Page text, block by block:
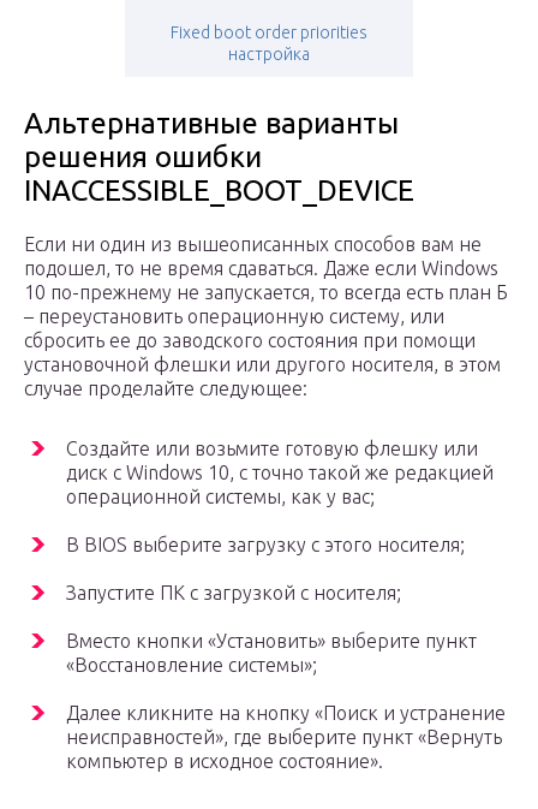
Fixed boot order priorities
настройка
Альтернативные варианты
решения ошибки
INACCESSIBLE_BOOT_DEVICE
Если ни один из вышеописанных способов вам не
подошел, то не время сдаваться. Даже если Windows
10 по-прежнему не запускается, то всегда есть план Б
– переустановить операционную систему, или
сбросить ее до заводского состояния при помощи
установочной флешки или другого носителя, в этом
случае проделайте следующее:
Создайте или возьмите готовую флешку или
диск с Windows 10, с точно такой же редакцией
операционной системы, как у вас;
В BIOS выберите загрузку с этого носителя;
Запустите ПК с загрузкой с носителя;
Вместо кнопки «Установить» выберите пункт
«Восстановление системы»;
Далее кликните на кнопку «Поиск и устранение
неисправностей», где выберите пункт «Вернуть
компьютер в исходное состояние».